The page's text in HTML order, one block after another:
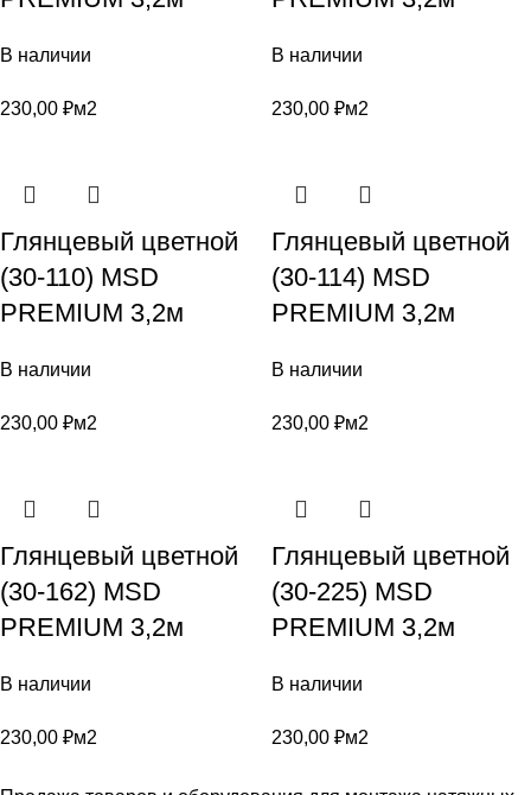
В наличии
230,00 ₽м2
В наличии
230,00 ₽м2
Глянцевый цветной
(30-110) MSD
PREMIUM 3,2м
В наличии
230,00 ₽м2
Глянцевый цветной
(30-114) MSD
PREMIUM 3,2м
В наличии
230,00 ₽м2
Глянцевый цветной
(30-162) MSD
PREMIUM 3,2м
В наличии
230,00 ₽м2
Глянцевый цветной
(30-225) MSD
PREMIUM 3,2м
В наличии
230,00 ₽м2